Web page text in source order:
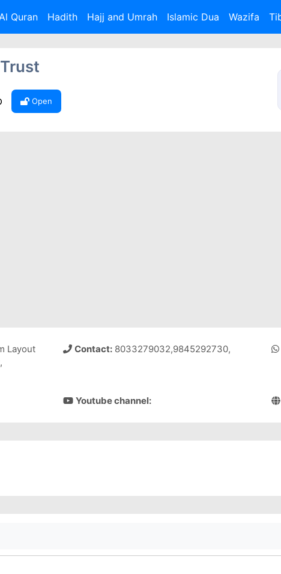
Quran Hadith Hajj and Umrah Islamic Dua Wazifa
Open
Layout
Contact: 8033279032,9845292730,
Youtube channel: